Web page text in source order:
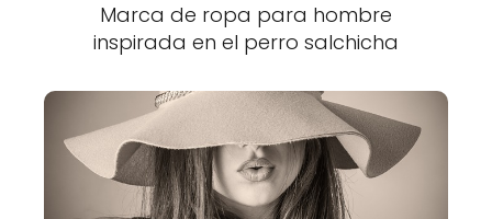
Marca de ropa para hombre
inspirada en el perro salchicha